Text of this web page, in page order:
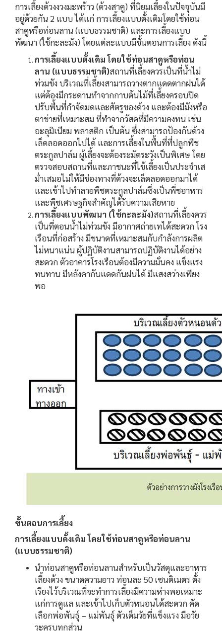
การเลี้ยงด้วงงวงมะพร้าว (ด้วงสาคู) ที่นิยมเลี้ยงในปัจจุบันมี
อยู่ด้วยกัน 2 แบบ ได้แก่ การเลี้ยงแบบตั้งเดิมโดยใช้ท่อน
สาคูหรือท่อนลาน (แบบธรรมชาติ) และการเลี้ยงแบบ
พัฒนา (ใช้กะละมัง) โดยแต่ละแบบมีชั้นตอนการเลี้ยง ดังนี้
การเลี้ยงแบบตั้งเดิม โดยใช้ท่อนสาดูหรือท่อน
ลาน (แบบธรรมชาติ)สถานที่เลี้ยงควรเป็นที่น้ำไม่
ท่วมขัง บริเวณที่เลี้ยงสามารถวางตากแดดตากฝนได้
แต่ต้องมีกระดานทำจากกาบต้นไม้ที่เลี้ยงครอบปิด
ปรับพื้นที่กำจัดมดและศัตรูของด้วง และต้องมีมังหรือ
ตาข่ายที่เหมาะสม ที่ทำจากวัสดที่มีความคงทน เช่น
อะลุมิเนียม พลาสติก เป็นต้น ซึ่งสามารถป้องกันด้วง
เล็ดลอดออกไปได้ และการเลี้ยงในพื้นที่ที่ปลูกพืช
ตระกูลปาล์ม ผู้เลี้ยงจะต้องระมัดระวังเป็นพิเศษ โดย
ตรวจสอบสถานที่และภาชนะที่ไข้เลี้ยงเป็นประจำเส
ม่ำเสมอไม่ให้มีช่องทางที่ด้วงจะเล็ดลอดออกมาได้
และเข้าไปทำลายพืชตระกูลปาล์มซึ่งเป็นพี่ชอาหาร
และพืชเศรษฐกิจสำคัญได้รับความเสียหาย
การเลี้ยงแบบพัฒนา (ใช้กะละมัง)สถานที่เลี้ยงควร
เป็นที่ตอนน้ำไม่ท่วมขัง มีอากาศถ่ายเทได้สะดวก โรง
เรือนที่ก่อสร้าง มีขนาดที่เหมาะสมกับกำลังการผลิต
ไม่หนาแน่น ผู้ปฏิบัติงานสามารถปฏิบัติงานได้อย่าง
สะดวก ตัวอาคารโรงเรือนต้องมีความมั่นคง แข็งแรง
ทนทาน มีหลังคากันแดดกันฝนได้ มีแสงสว่างเพียง
พอ
ขั้นตอนการเลี้ยง
การเลี้ยงแบบดั้งเดิม โดยใช้ท่อนสาคูหรือท่อนลาน
(แบบธรรมชาติ)
นำท่อนสาคูหรือท่อนลานสำหรับเป็นวัสดุและอาหาร
เลี้ยงด้วง ขนาดความยาว ท่อนละ 50 เซนติเมตร ตั้ง
เรียงไว้บริเวณที่จะทำการเลี้ยงมีความห่างพอเหมาะ
แก่การดูแล และเข้าไปเก็บตัวหนอนได้สะดวก คัด
เลือกพ่อพันธุ์ – แม่พันธุ์ ตัวเต็มวัยที่แข็งแรง มือวัย
วะครบทุกส่วน